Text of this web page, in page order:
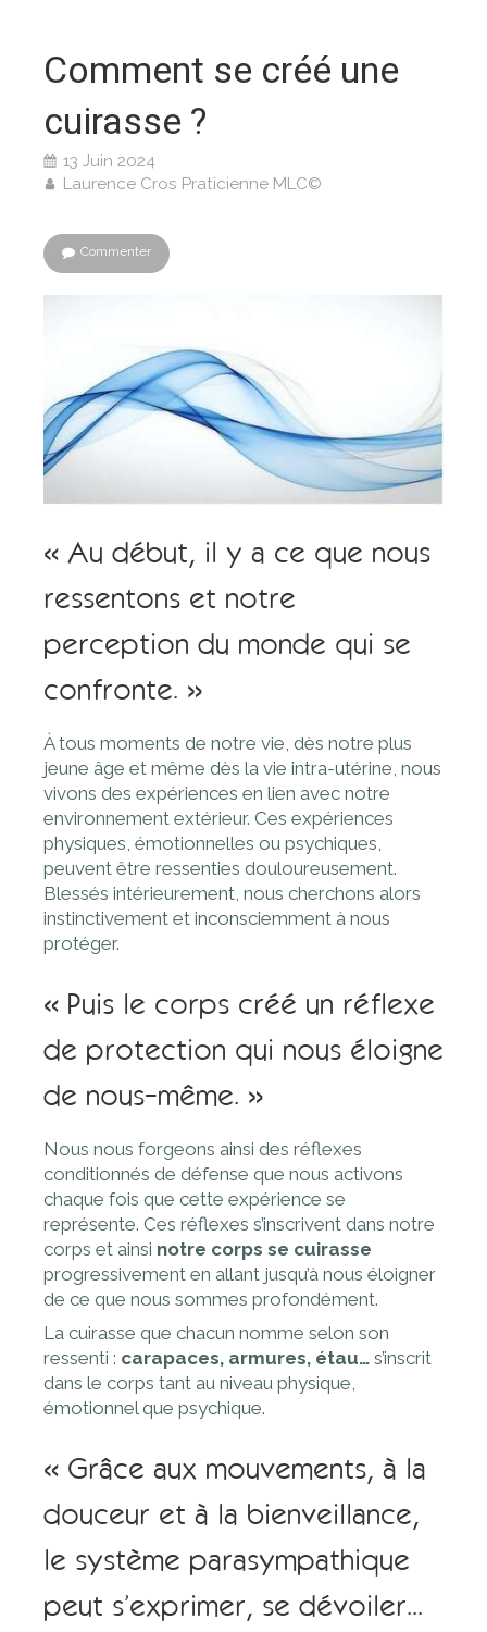
Comment se créé une
cuirasse ?
13 Juin 2024
Laurence Cros Praticienne MLC©
Commenter
« Au début, il y a ce que nous
ressentons et notre
perception du monde qui se
confronte. »
À tous moments de notre vie, dès notre plus
jeune âge et même dès la vie intra-utérine, nous
vivons des expériences en lien avec notre
environnement extérieur. Ces expériences
physiques, émotionnelles ou psychiques,
peuvent être ressenties douloureusement.
Blessés intérieurement, nous cherchons alors
instinctivement et inconsciemment à nous
protéger.
« Puis le corps créé un réflexe
de protection qui nous éloigne
de nous-même. »
Nous nous forgeons ainsi des réflexes
conditionnés de défense que nous activons
chaque fois que cette expérience se
représente. Ces réflexes s’inscrivent dans notre
corps et ainsi notre corps se cuirasse
progressivement en allant jusqu’à nous éloigner
de ce que nous sommes profondément.
La cuirasse que chacun nomme selon son
ressenti : carapaces, armures, étau… s’inscrit
dans le corps tant au niveau physique,
émotionnel que psychique.
« Grâce aux mouvements, à la
douceur et à la bienveillance,
le système parasympathique
peut s’exprimer, se dévoiler...